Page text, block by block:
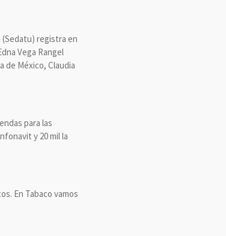
(Sedatu) registra en
Vega Rangel
de México, Claudia
para las
y 20 mil la
En Tabaco vamos